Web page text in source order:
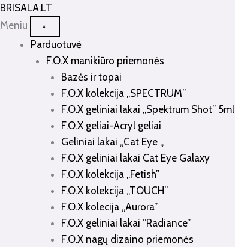
BRISALA.LT
Meniu
×
Parduotuvė
F.O.X manikiūro priemonės
Bazės ir topai
F.O.X kolekcija „SPECTRUM”
F.O.X geliniai lakai „Spektrum Shot” 5ml
F.O.X geliai-Acryl geliai
Geliniai lakai „Cat Eye „
F.O.X geliniai lakai Cat Eye Galaxy
F.O.X kolekcija „Fetish”
F.O.X kolekcija „TOUCH”
F.O.X kolecija „Aurora”
F.O.X geliniai lakai ”Radiance”
F.O.X nagų dizaino priemonės
Pereiti
prie